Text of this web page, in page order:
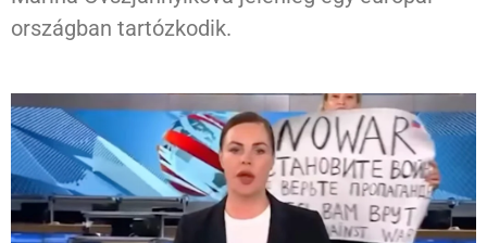
országban tartózkodik.